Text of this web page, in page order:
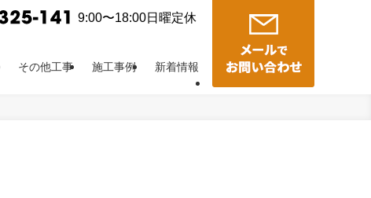
9:00〜18:00日曜定休
その他工事 施工事例 新着情報